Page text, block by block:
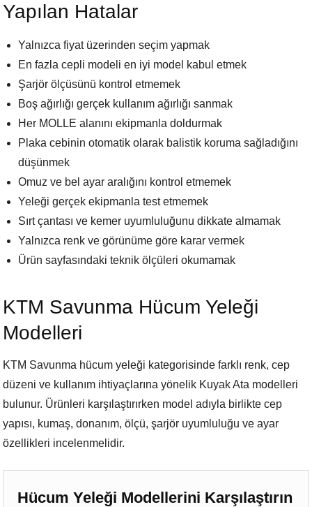
Yapılan Hatalar
Yalnızca fiyat üzerinden seçim yapmak
En fazla cepli modeli en iyi model kabul etmek
Şarjör ölçüsünü kontrol etmemek
Boş ağırlığı gerçek kullanım ağırlığı sanmak
Her MOLLE alanını ekipmanla doldurmak
Plaka cebinin otomatik olarak balistik koruma sağladığını
düşünmek
Omuz ve bel ayar aralığını kontrol etmemek
Yeleği gerçek ekipmanla test etmemek
Sırt çantası ve kemer uyumluluğunu dikkate almamak
Yalnızca renk ve görünüme göre karar vermek
Ürün sayfasındaki teknik ölçüleri okumamak
KTM Savunma Hücum Yeleği
Modelleri
KTM Savunma hücum yeleği kategorisinde farklı renk, cep
düzeni ve kullanım ihtiyaçlarına yönelik Kuyak Ata modelleri
bulunur. Ürünleri karşılaştırırken model adıyla birlikte cep
yapısı, kumaş, donanım, ölçü, şarjör uyumluluğu ve ayar
özellikleri incelenmelidir.
Hücum Yeleği Modellerini Karşılaştırın